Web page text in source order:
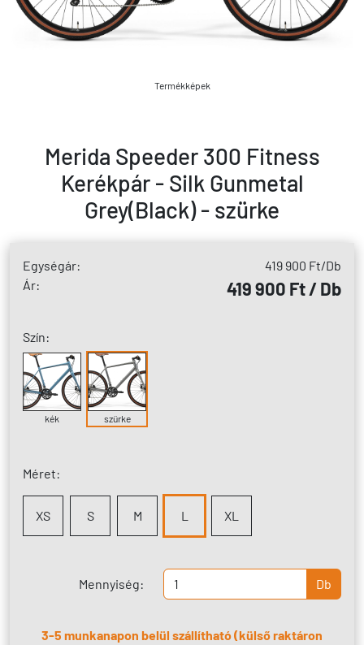
Termékképek
Merida Speeder 300 Fitness
Kerékpár - Silk Gunmetal
Grey(Black) - szürke
Egységár: 419 900 Ft/Db
Ár:
419 900 Ft / Db
Szín:
kék szürke
Méret:
XS S M L XL
Mennyiség: Db
3-5 munkanapon belül szállítható (külső raktáron